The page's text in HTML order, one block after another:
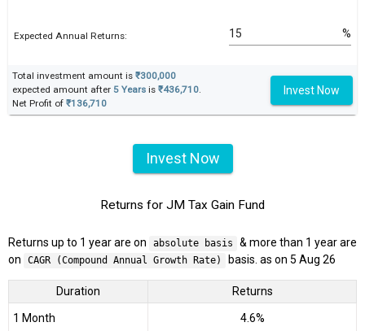
Expected Annual Returns: %
Total investment amount is ₹300,000
expected amount after 5 Years is ₹436,710.
Net Profit of ₹136,710
Invest Now
Invest Now
Returns for JM Tax Gain Fund
Returns up to 1 year are on absolute basis
& more than 1 year are
on
CAGR (Compound Annual Growth Rate) basis. as on 5 Aug 26
Duration Returns
1 Month 4.6%